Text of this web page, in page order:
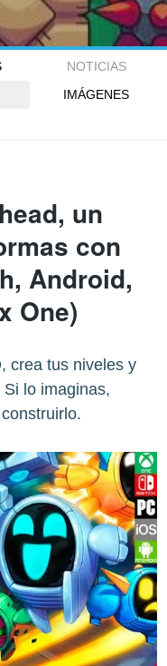
NOTICIAS
IMÁGENES
, un
con
Android,
One)
crea tus niveles y
lo imaginas,